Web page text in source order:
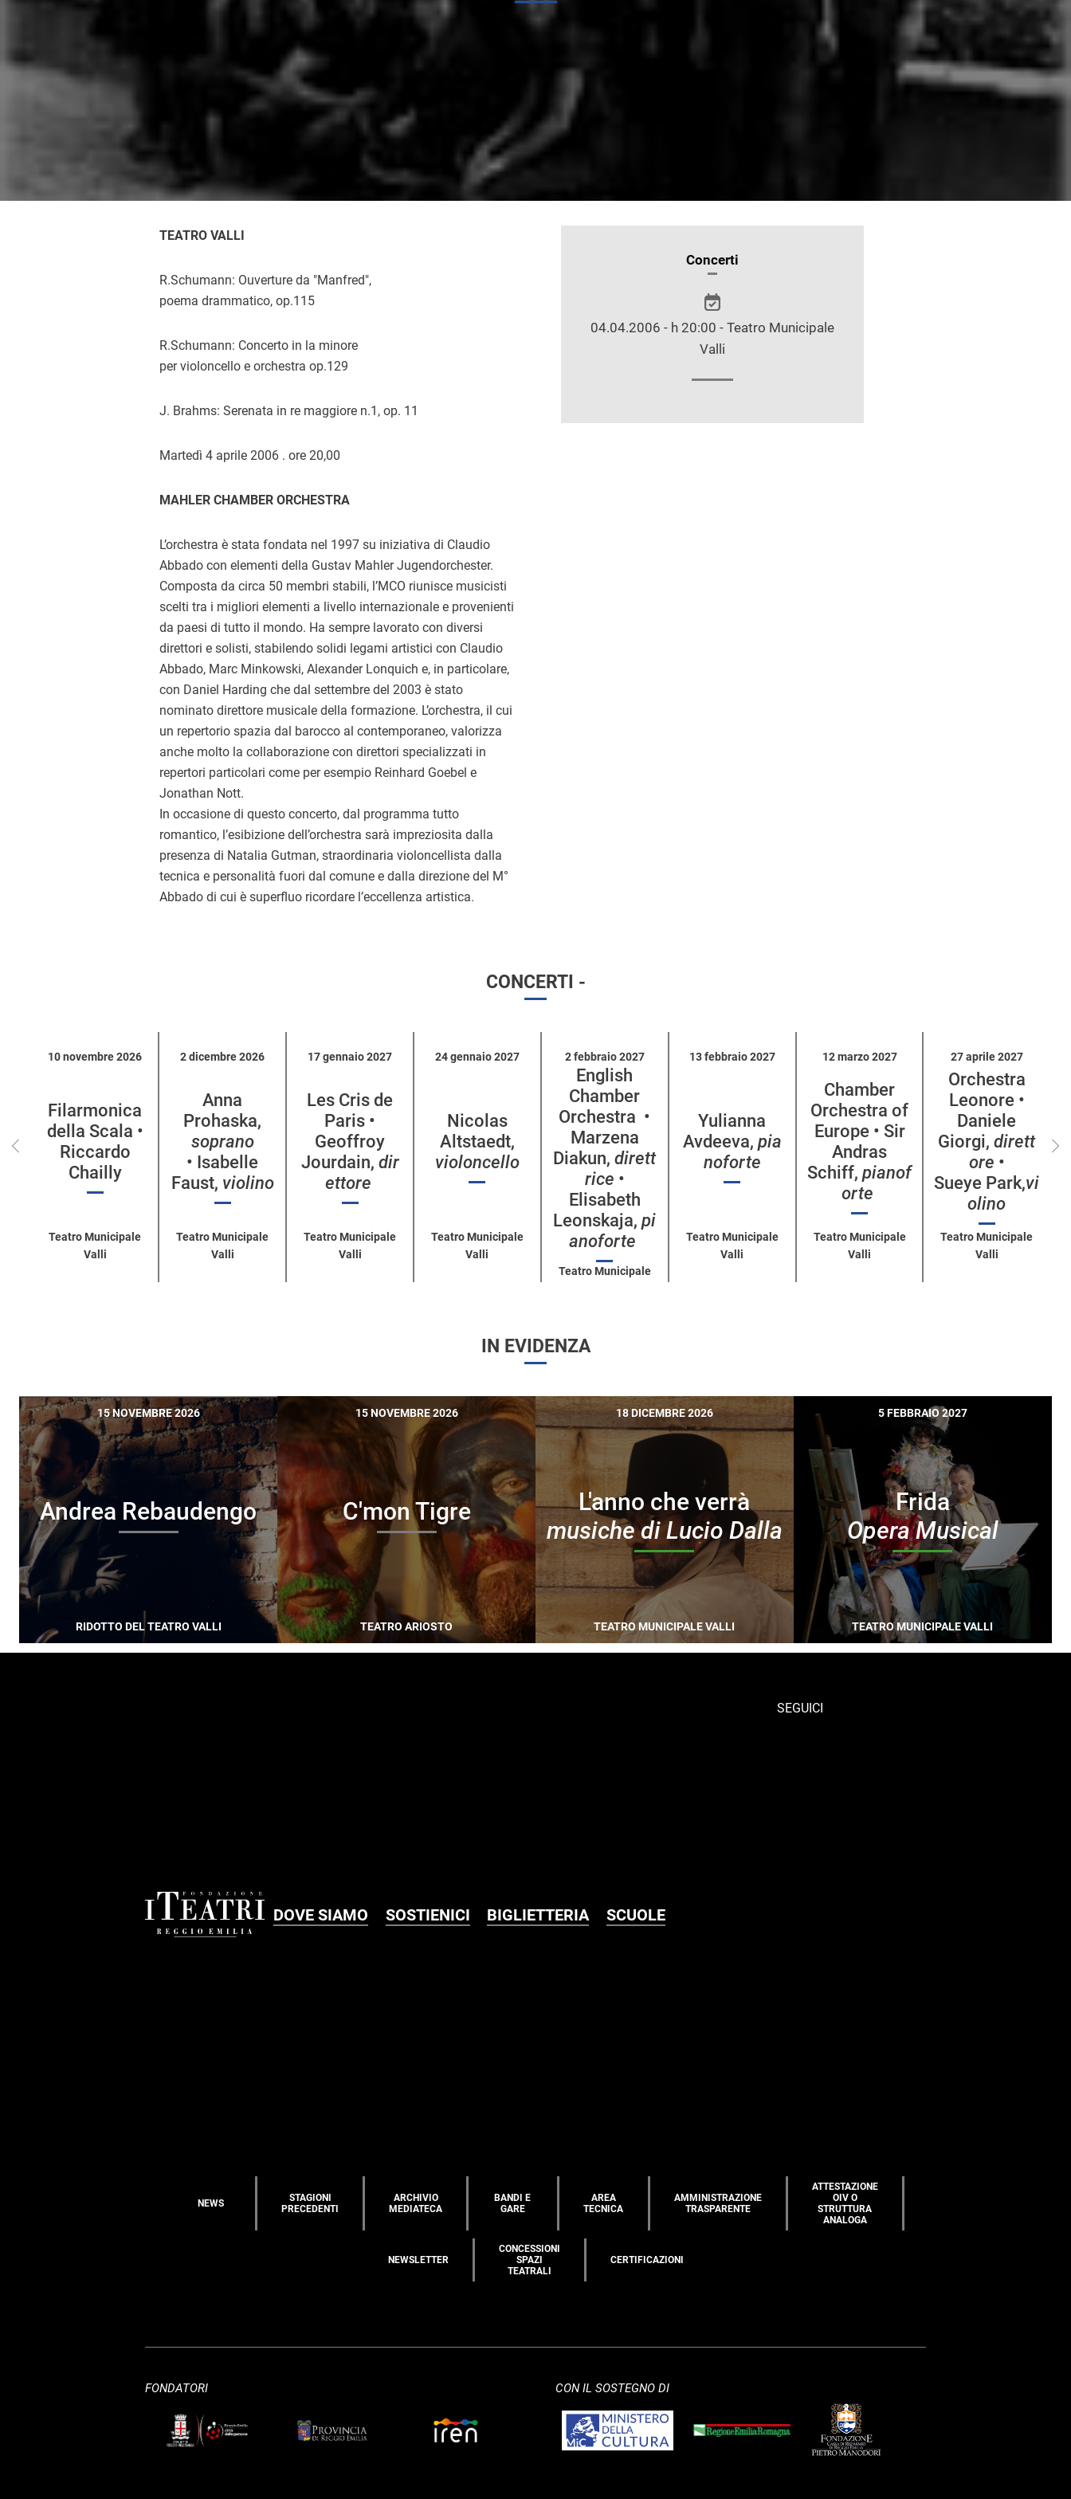
TEATRO VALLI
R.Schumann: Ouverture da "Manfred",
poema drammatico, op.115
R.Schumann: Concerto in la minore
per violoncello e orchestra op.129
J. Brahms: Serenata in re maggiore n.1, op. 11
Martedì 4 aprile 2006 . ore 20,00
MAHLER CHAMBER ORCHESTRA
L’orchestra è stata fondata nel 1997 su iniziativa di Claudio
Abbado con elementi della Gustav Mahler Jugendorchester.
Composta da circa 50 membri stabili, l’MCO riunisce musicisti
scelti tra i migliori elementi a livello internazionale e provenienti
da paesi di tutto il mondo. Ha sempre lavorato con diversi
direttori e solisti, stabilendo solidi legami artistici con Claudio
Abbado, Marc Minkowski, Alexander Lonquich e, in particolare,
con Daniel Harding che dal settembre del 2003 è stato
nominato direttore musicale della formazione. L’orchestra, il cui
un repertorio spazia dal barocco al contemporaneo, valorizza
anche molto la collaborazione con direttori specializzati in
repertori particolari come per esempio Reinhard Goebel e
Jonathan Nott.
In occasione di questo concerto, dal programma tutto
romantico, l’esibizione dell’orchestra sarà impreziosita dalla
presenza di Natalia Gutman, straordinaria violoncellista dalla
tecnica e personalità fuori dal comune e dalla direzione del M°
Abbado di cui è superfluo ricordare l’eccellenza artistica.
INFORMAZIONIConcerti
04.04.2006 - h 20:00 - Teatro Municipale
Valli
CONCERTI -
eventi
categoria
10 novembre 2026
Filarmonica
della Scala •
Riccardo
Chailly
Teatro Municipale
Valli
2 dicembre 2026
Anna
Prohaska,
soprano
• Isabelle
Faust, violino
Teatro Municipale
Valli
17 gennaio 2027
Les Cris de
Paris •
Geoffroy
Jourdain, dir
ettore
Teatro Municipale
Valli
24 gennaio 2027
Nicolas
Altstaedt,
violoncello
Teatro Municipale
Valli
2 febbraio 2027
English
Chamber
Orchestra •
Marzena
Diakun,dirett
rice •
Elisabeth
Leonskaja,pi
anoforte
Teatro Municipale
13 febbraio 2027
Yulianna
Avdeeva, pia
noforte
Teatro Municipale
Valli
12 marzo 2027
Chamber
Orchestra of
Europe • Sir
Andras
Schiff,pianof
orte
Teatro Municipale
Valli
27 aprile 2027
Orchestra
Leonore •
Daniele
Giorgi,dirett
ore •
Sueye Park,vi
olino
Teatro Municipale
Valli
IN EVIDENZA
15 NOVEMBRE 2026
Andrea Rebaudengo
RIDOTTO DEL TEATRO VALLI
15 NOVEMBRE 2026
C'mon Tigre
TEATRO ARIOSTO
18 DICEMBRE 2026
L'anno che verrà
musiche di Lucio Dalla
TEATRO MUNICIPALE VALLI
5 FEBBRAIO 2027
Frida
Opera Musical
TEATRO MUNICIPALE VALLI
DOVE SIAMO SOSTIENICI BIGLIETTERIA SCUOLE
SEGUICI
NEWS
STAGIONI
PRECEDENTI
ARCHIVIO
MEDIATECA
BANDI E
GARE
AREA
TECNICA
AMMINISTRAZIONE
TRASPARENTE
ATTESTAZIONE
OIV O
STRUTTURA
ANALOGA
NEWSLETTER
CONCESSIONI
SPAZI
TEATRALI
CERTIFICAZIONI
FONDATORI CON IL SOSTEGNO DI